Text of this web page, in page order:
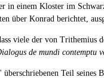
in einem Kloster im
über Konrad berichtet,
viele der von Trithemius
de mundi contemptu
Teil seines